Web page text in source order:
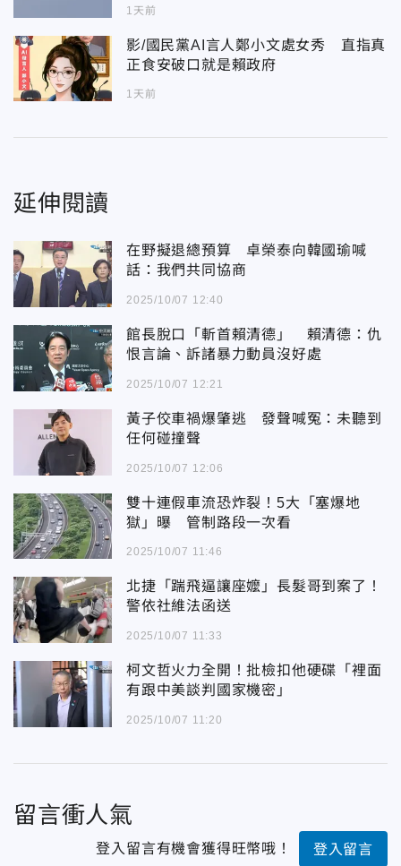
1天前
影/國民黨AI言人鄭小文處女秀 直指真
正食安破口就是賴政府
1天前
延伸閱讀
在野擬退總預算 卓榮泰向韓國瑜喊
話：我們共同協商
2025/10/07 12:40
館長脫口「斬首賴清德」 賴清德：仇
恨言論、訴諸暴力動員沒好處
2025/10/07 12:21
黃子佼車禍爆肇逃 發聲喊冤：未聽到
任何碰撞聲
2025/10/07 12:06
雙十連假車流恐炸裂！5大「塞爆地
獄」曝 管制路段一次看
2025/10/07 11:46
北捷「踹飛逼讓座嬤」長髮哥到案了！
警依社維法函送
2025/10/07 11:33
柯文哲火力全開！批檢扣他硬碟「裡面
有跟中美談判國家機密」
2025/10/07 11:20
留言衝人氣
登入留言有機會獲得旺幣哦！ 登入留言